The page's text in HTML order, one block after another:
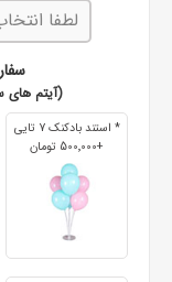
(آیتم های
* استند بادکنک 7 تایی
+500٬000 تومان